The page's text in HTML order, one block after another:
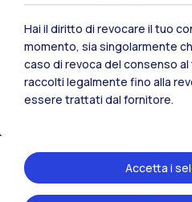
Tutti i siti dell’ecosistema
Residenze
Hai il diritto di revocare il tuo
momento, sia singolarmente
caso di revoca del consenso
raccolti legalmente fino alla
essere trattati dal fornitore.
Accetta i